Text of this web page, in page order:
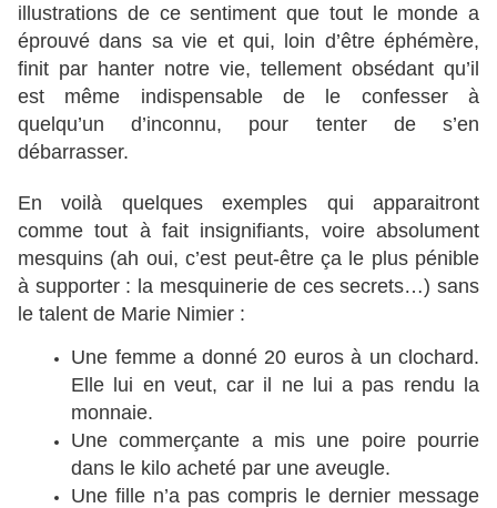
illustrations de ce sentiment que tout le monde a
éprouvé dans sa vie et qui, loin d’être éphémère,
finit par hanter notre vie, tellement obsédant qu’il
est même indispensable de le confesser à
quelqu’un d’inconnu, pour tenter de s’en
débarrasser.
En voilà quelques exemples qui apparaitront
comme tout à fait insignifiants, voire absolument
mesquins (ah oui, c’est peut-être ça le plus pénible
à supporter : la mesquinerie de ces secrets…) sans
le talent de Marie Nimier :
Une femme a donné 20 euros à un clochard.
Elle lui en veut, car il ne lui a pas rendu la
monnaie.
Une commerçante a mis une poire pourrie
dans le kilo acheté par une aveugle.
Une fille n’a pas compris le dernier message